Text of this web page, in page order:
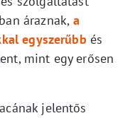
áraznak, a
egyszerűbb és
mint egy erősen
jelentős